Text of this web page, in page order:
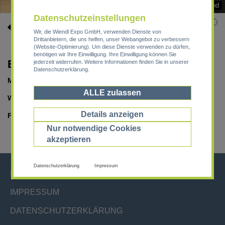
Datenschutzeinstellungen
Wir, die Wiendl Expo GmbH, verwenden Dienste von
Drittanbietern, die uns helfen, unser Webangebot zu verbessern
(Website-Optimierung). Um diese Dienste verwenden zu dürfen,
benötigen wir Ihre Einwilligung. Ihre Einwilligung können Sie
jederzeit widerrufen. Weitere Informationen finden Sie in unserer
Datenschutzerklärung.
ALLE zulassen
Details anzeigen
Nur notwendige Cookies
akzeptieren
Datenschutzerklärung Impressum
Purpose Green Messestand
EXPO REAL_PURPOSE GREEN
Messe :
Wo : München
Fläche :
IMPRESSUM
DATENSCHUTZERKLÄRUNG